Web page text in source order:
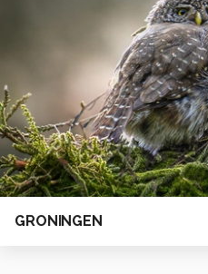
GRONINGEN